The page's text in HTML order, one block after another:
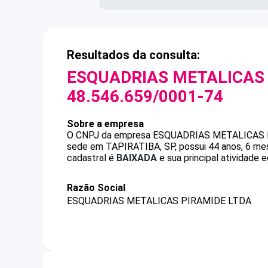
Resultados da consulta:
ESQUADRIAS
48.546.659/0001-74
Sobre a empresa
O CNPJ da empresa ESQUADRIAS
sede em TAPIRATIBA, SP, possui 44 anos, 6
cadastral é BAIXADA e sua principal atividade
Razão Social
ESQUADRIAS METALICAS PIRAMIDE LTDA